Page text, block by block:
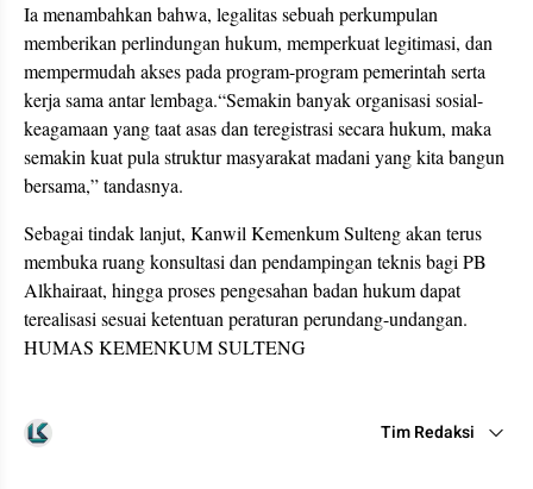
Ia menambahkan bahwa, legalitas sebuah perkumpulan
memberikan perlindungan hukum, memperkuat legitimasi, dan
mempermudah akses pada program-program pemerintah serta
kerja sama antar lembaga.“Semakin banyak organisasi sosial-
keagamaan yang taat asas dan teregistrasi secara hukum, maka
semakin kuat pula struktur masyarakat madani yang kita bangun
bersama,” tandasnya.
Sebagai tindak lanjut, Kanwil Kemenkum Sulteng akan terus
membuka ruang konsultasi dan pendampingan teknis bagi PB
Alkhairaat, hingga proses pengesahan badan hukum dapat
terealisasi sesuai ketentuan peraturan perundang-undangan.
HUMAS KEMENKUM SULTENG
Tim Redaksi